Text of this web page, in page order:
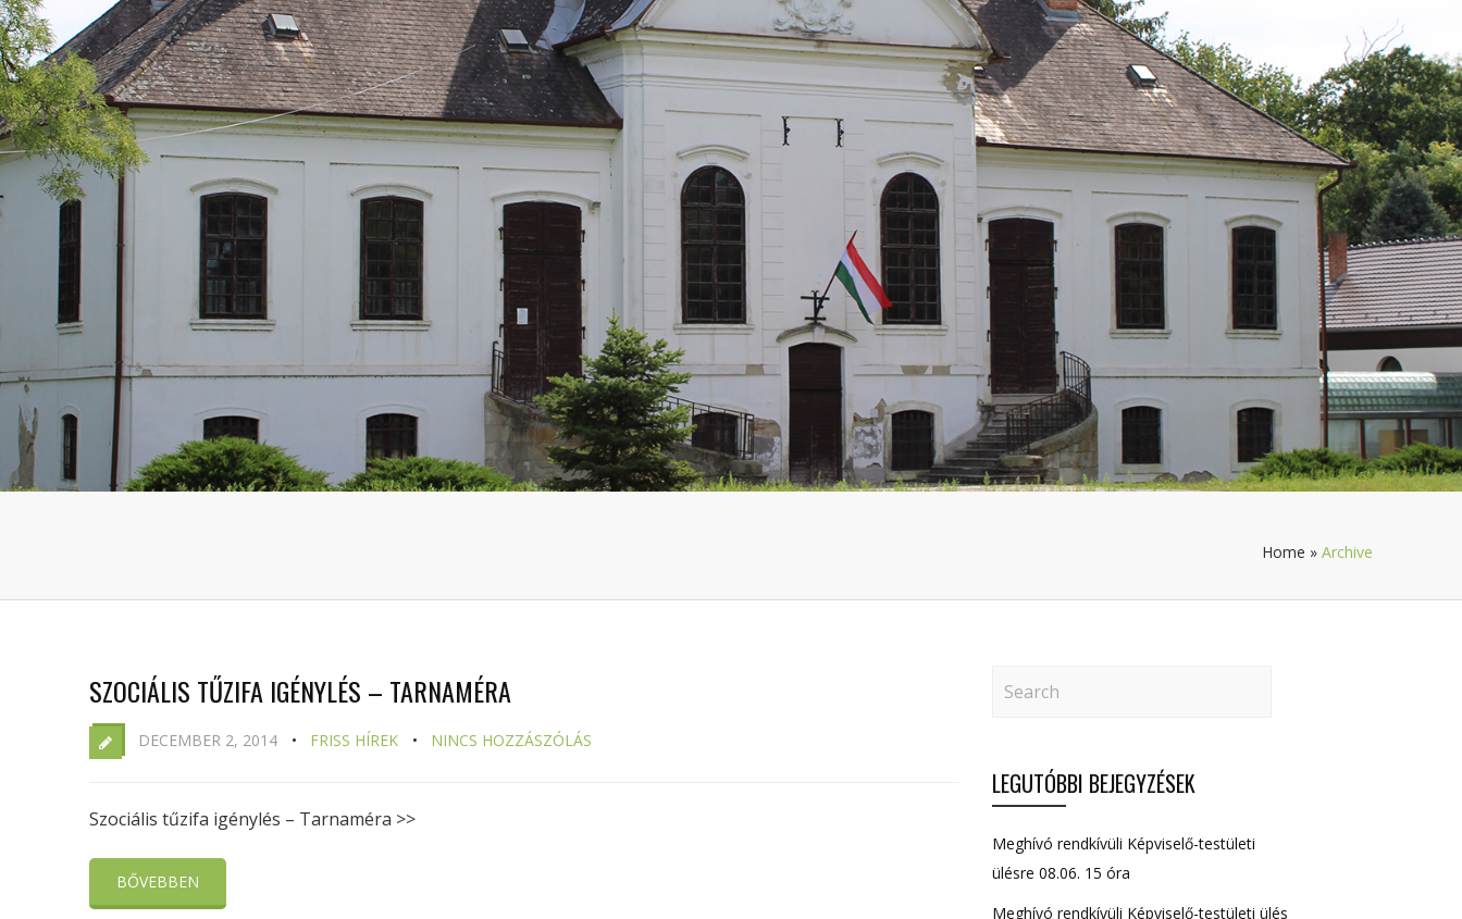
Home » Archive
SZOCIÁLIS TŰZIFA IGÉNYLÉS – TARNAMÉRA
DECEMBER 2, 2014 FRISS HÍREK NINCS HOZZÁSZÓLÁS
Szociális tűzifa igénylés – Tarnaméra >>
BŐVEBBEN
LEGUTÓBBI BEJEGYZÉSEK
Meghívó rendkívüli Képviselő-testületi
ülésre 08.06. 15 óra
Meghívó rendkívüli Képviselő-testületi ülés